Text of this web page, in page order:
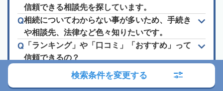
信頼できる相談先を探しています。
相続についてわからない事が多いため、手続き
や相談先、法律など色々知りたいです。
「ランキング」や「口コミ」「おすすめ」って
信頼できるの？
検索条件を変更する